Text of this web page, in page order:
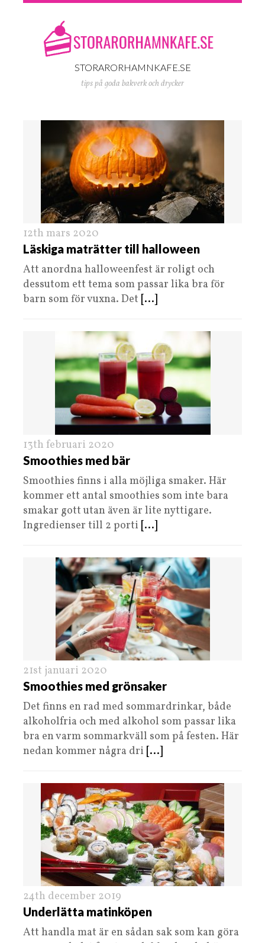
STORARORHAMNKAFE.SE
tips på goda bakverk och drycker
12th mars 2020
Läskiga maträtter till halloween
Att anordna halloweenfest är roligt och
dessutom ett tema som passar lika bra för
barn som för vuxna. Det [...]
13th februari 2020
Smoothies med bär
Smoothies finns i alla möjliga smaker. Här
kommer ett antal smoothies som inte bara
smakar gott utan även är lite nyttigare.
Ingredienser till 2 porti [...]
21st januari 2020
Smoothies med grönsaker
Det finns en rad med sommardrinkar, både
alkoholfria och med alkohol som passar lika
bra en varm sommarkväll som på festen. Här
nedan kommer några dri [...]
24th december 2019
Underlätta matinköpen
Att handla mat är en sådan sak som kan göra